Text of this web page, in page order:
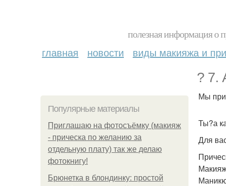
полезная информация о
главная новости виды макияжа и
? 7.
Популярные материалы
Приглашаю на фотосъёмку (макияж
- прическа по желанию за
отдельную плату) так же делаю
фотокнигу!
Брюнетка в блондинку: простой
Мы
Ты?а
Для